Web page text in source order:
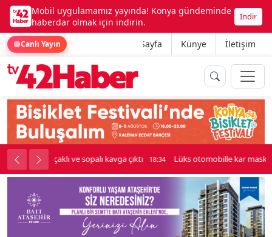
Mobil uygulamamız yayında! Konya gündeminde
haberdar olmak için indirin.
İndir
Canlı Yayın Ana Sayfa Künye İletişim
kavga çıktı 18:34 Lüks otomobille kar maskeli milyonluk soygun